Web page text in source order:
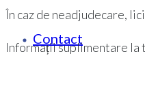
0364 146 512
Contact
În caz de neadjudecare,
Informații suplimentare la